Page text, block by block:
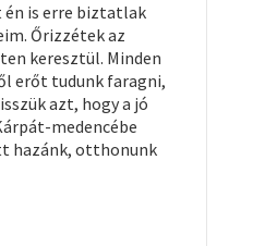
én is erre biztatlak
Őrizzétek az
keresztül. Minden
erőt tudunk faragni,
azt, hogy a jó
medencébe
hazánk, otthonunk